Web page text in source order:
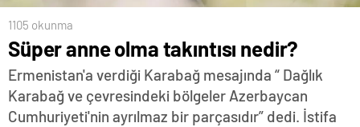
1105 okunma
Süper anne olma takıntısı nedir?
Ermenistan'a verdiği Karabağ mesajında “ Dağlık
Karabağ ve çevresindeki bölgeler Azerbaycan
Cumhuriyeti'nin ayrılmaz bir parçasıdır” dedi. İstifa